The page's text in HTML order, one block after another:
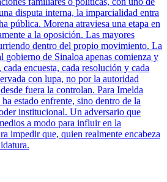
disputa interna, la imparcialidad entra
pública. Morena atraviesa una etapa en
a la oposición. Las mayores
dentro del propio movimiento. La
gobierno de Sinaloa apenas comienza y
encuesta, cada resolución y cada
con lupa, no por la autoridad
fuera la controlan. Para Imelda
estado enfrente, sino dentro de la
institucional. Un adversario que
a modo para influir en la
impedir que, quien realmente encabeza